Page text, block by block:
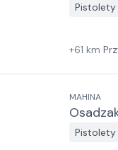
Pistolety
+61 km
MAHINA
Pistolety